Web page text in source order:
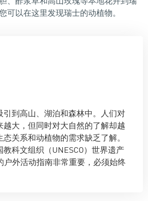
可以在这里发现瑞士的动植物。
引到高山、湖泊和森林中。人们对
越大，但同时对大自然的了解却越
关系和动植物的需求缺乏了解。
科文组织（UNESCO）世界遗产
户外活动指南非常重要，必须始终